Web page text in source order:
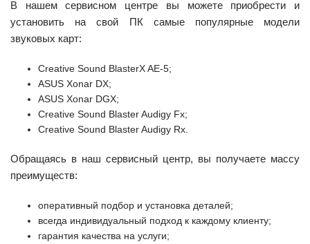
В нашем сервисном центре вы можете приобрести и
установить на свой ПК самые популярные модели
звуковых карт:
Creative Sound BlasterX AE-5;
ASUS Xonar DX;
ASUS Xonar DGX;
Creative Sound Blaster Audigy Fx;
Creative Sound Blaster Audigy Rx.
Обращаясь в наш сервисный центр, вы получаете массу
преимуществ:
оперативный подбор и установка деталей;
всегда индивидуальный подход к каждому клиенту;
гарантия качества на услуги;